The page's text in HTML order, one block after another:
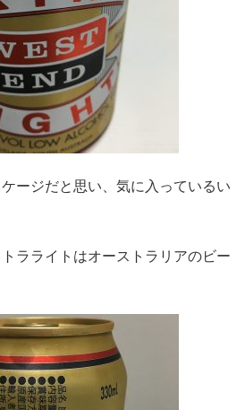
ージだと思い、気に入っているい
ラライトはオーストラリアのビー